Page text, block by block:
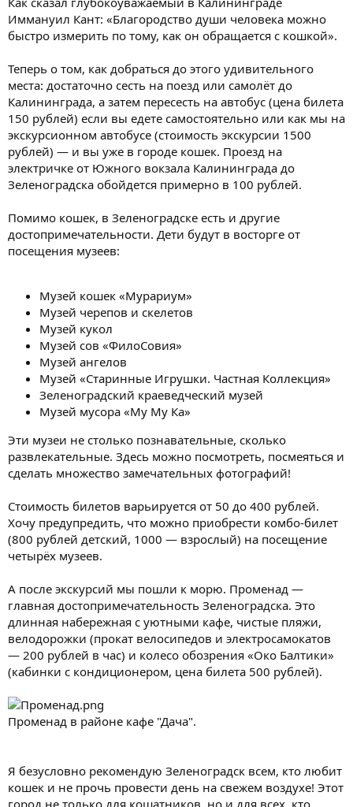
Иммануил Кант: «Благородство души человека можно
быстро измерить по тому, как он обращается с кошкой».
Теперь о том, как добраться до этого удивительного
места: достаточно сесть на поезд или самолёт до
Калининграда, а затем пересесть на автобус (цена билета
150 рублей) если вы едете самостоятельно или как мы на
экскурсионном автобусе (стоимость экскурсии 1500
рублей) — и вы уже в городе кошек. Проезд на
электричке от Южного вокзала Калининграда до
Зеленоградска обойдется примерно в 100 рублей.
Помимо кошек, в Зеленоградске есть и другие
достопримечательности. Дети будут в восторге от
посещения музеев:
Музей кошек «Мурариум»
Музей черепов и скелетов
Музей кукол
Музей сов «ФилоСовия»
Музей ангелов
Музей «Старинные Игрушки. Частная Коллекция»
Зеленоградский краеведческий музей
Музей мусора «Му Му Ка»
Эти музеи не столько познавательные, сколько
развлекательные. Здесь можно посмотреть, посмеяться и
сделать множество замечательных фотографий!
Стоимость билетов варьируется от 50 до 400 рублей.
Хочу предупредить, что можно приобрести комбо-билет
(800 рублей детский, 1000 — взрослый) на посещение
четырёх музеев.
А после экскурсий мы пошли к морю. Променад —
главная достопримечательность Зеленоградска. Это
длинная набережная с уютными кафе, чистые пляжи,
велодорожки (прокат велосипедов и электросамокатов
— 200 рублей в час) и колесо обозрения «Око Балтики»
(кабинки с кондиционером, цена билета 500 рублей).
Променад в районе кафе "Дача".
Я безусловно рекомендую Зеленоградск всем, кто любит
кошек и не прочь провести день на свежем воздухе! Этот
город не только для кошатников, но и для всех, кто